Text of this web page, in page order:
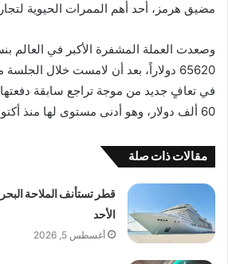
مضيق هرمز، أحد أهم الممرات الحيوية
في تعافٍ جديد من موجة تراجع سابقة
60 ألف دولار، وهو أدنى مستوى لها منذ أكتوبر/تشرين الأول 2024.
مقالات ذات صلة
قطر تستأنف الملاحة
الأحد
أغسطس 5, 2026